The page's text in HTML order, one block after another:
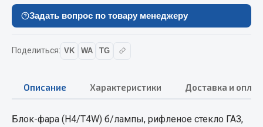
Охладжающие жидкости
Технические жидкости
Весь раздел
МЕТИЗЫ
Болты
Задать вопрос по товару менеджеру
Поделиться: VK WA TG
Описание Характеристики Доставка и
Блок-фара (Н4/Т4W) б/лампы, рифленое стекло ГАЗ,